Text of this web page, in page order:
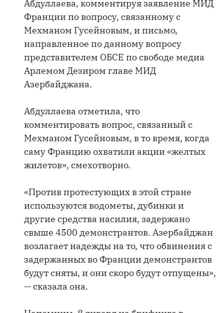
Абдуллаева, комментируя заявление МИД
Франции по вопросу, связанному с
Мехманом Гусейновым, и письмо,
направленное по данному вопросу
представителем ОБСЕ по свободе медиа
Арлемом Дезиром главе МИД
Азербайджана.
Абдуллаева отметила, что
комментировать вопрос, связанный с
Мехманом Гусейновым, в то время, когда
саму Францию охватили акции «желтых
жилетов», смехотворно.
«Против протестующих в этой стране
используются водометы, дубинки и
другие средства насилия, задержано
свыше 4500 демонстрантов. Азербайджан
возлагает надежды на то, что обвинения с
задержанных во Франции демонстрантов
будут сняты, и они скоро будут отпущены»,
— сказала она.